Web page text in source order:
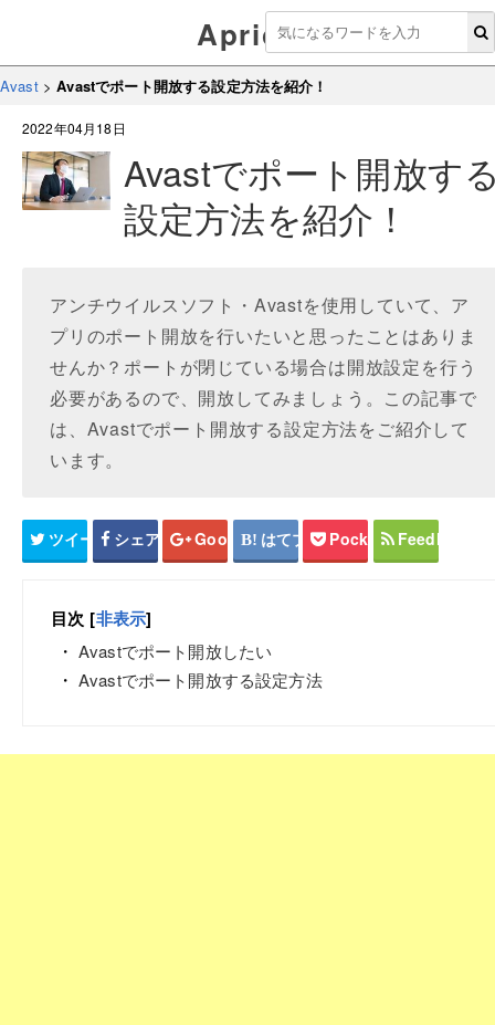
Aprico
Avast>Avastでポート開放する設定方法を紹介！
2022年04月18日
Avastでポート開放す
設定方法を紹介！
アンチウイルスソフト・Avastを使用していて、ア
プリのポート開放を行いたいと思ったことはありま
せんか？ポートが閉じている場合は開放設定を行う
必要があるので、開放してみましょう。この記事で
は、Avastでポート開放する設定方法をご紹介して
います。
ツイート シェア Google+ はてブ Pocket Feedly
目次 [非表示]
Avastでポート開放したい
Avastでポート開放する設定方法